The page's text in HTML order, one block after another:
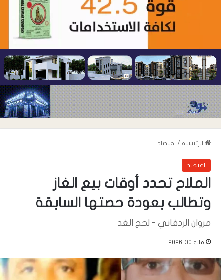
الرئيسية / اقتصاد
اقتصاد
الملاح تحدد أوقات بيع الغاز
وتطالب بعودة حصتها السابقة
مروان الردفاني - لحج الغد
مايو 30, 2026